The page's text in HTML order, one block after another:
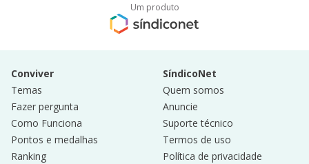
Um produto
Conviver
Temas
Fazer pergunta
Como Funciona
Pontos e medalhas
Ranking
SíndicoNet
Quem somos
Anuncie
Suporte técnico
Termos de uso
Política de privacidade